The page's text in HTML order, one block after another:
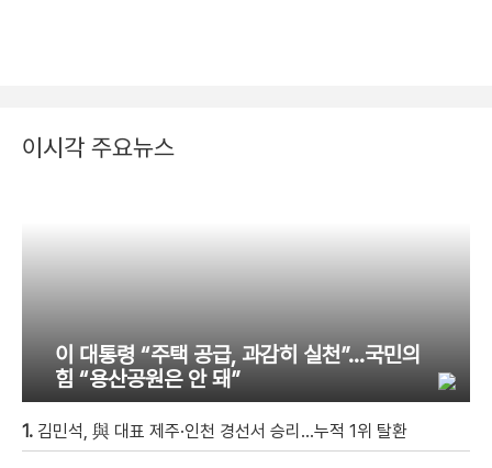
이시각 주요뉴스
이 대통령 “주택 공급, 과감히 실천”…국민의
힘 “용산공원은 안 돼”
1. 김민석, 與 대표 제주·인천 경선서 승리…누적 1위 탈환